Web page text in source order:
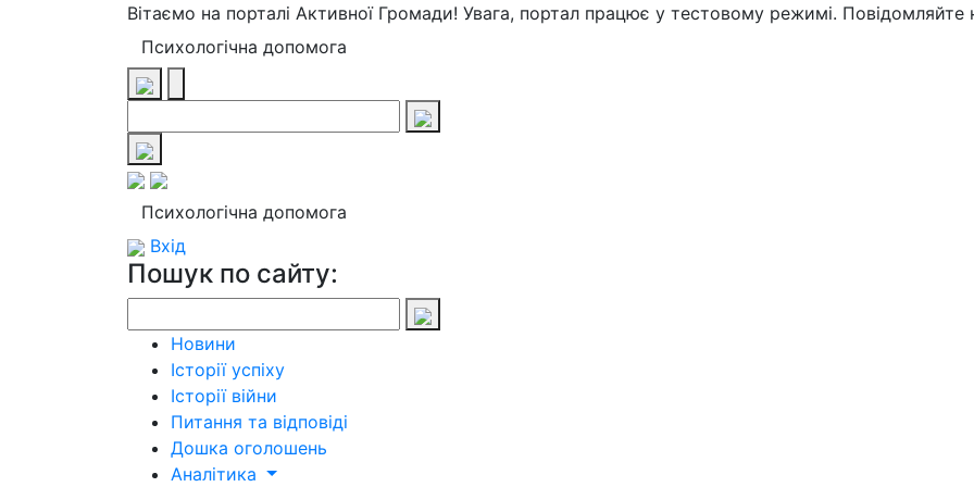
Вітаємо на порталі Активної Громади! Увага, портал працює у тестовому режимі.
Психологічна допомога
Психологічна допомога
Вхід
Пошук по сайту:
Новини
Історії успіху
Історії війни
Питання та відповіді
Дошка оголошень
Аналітика